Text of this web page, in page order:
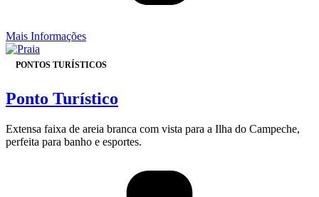
Mais Informações
PONTOS TURÍSTICOS
Ponto Turístico
Extensa faixa de areia branca com vista para a Ilha do Campeche,
perfeita para banho e esportes.